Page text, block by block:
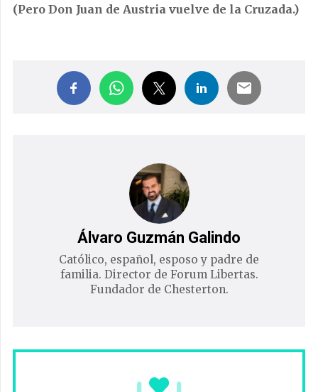
(Pero Don Juan de Austria vuelve de la Cruzada.)
Álvaro Guzmán Galindo
Católico, español, esposo y padre de
familia. Director de Forum Libertas.
Fundador de Chesterton.